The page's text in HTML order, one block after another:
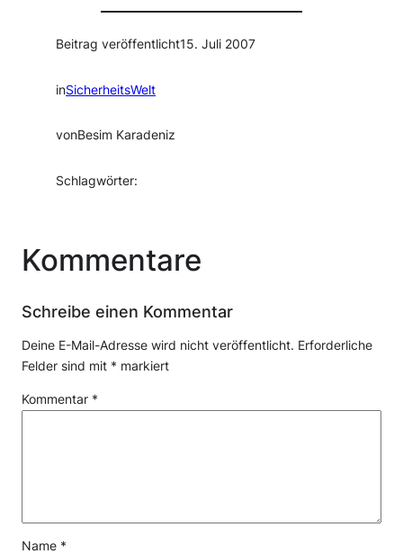
Beitrag veröffentlicht15. Juli 2007
inSicherheitsWelt
vonBesim Karadeniz
Schlagwörter:
Kommentare
Schreibe einen Kommentar
Deine E-Mail-Adresse wird nicht veröffentlicht. Erforderliche
Felder sind mit * markiert
Kommentar *
Name *